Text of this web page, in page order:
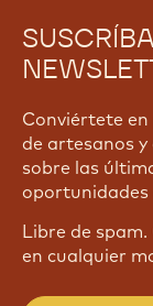
Conviértete
de artesanos
sobre las
oportunidades
Libre de
en cualquier